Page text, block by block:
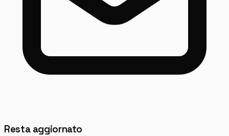
Resta aggiornato